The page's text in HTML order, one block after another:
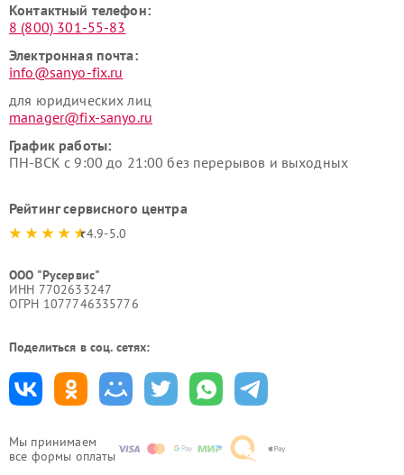
Мы принимаем
все формы оплаты
Контактный телефон:
8 (800) 301-55-83
Электронная почта:
info@sanyo-fix.ru
для юридических лиц
manager@fix-sanyo.ru
График работы:
ПН-ВСК с 9:00 до 21:00 без перерывов и выходных
Рейтинг сервисного центра
4.9-5.0
ООО "Русервис"
ИНН 7702633247
ОГРН 1077746335776
Поделиться в соц. сетях: